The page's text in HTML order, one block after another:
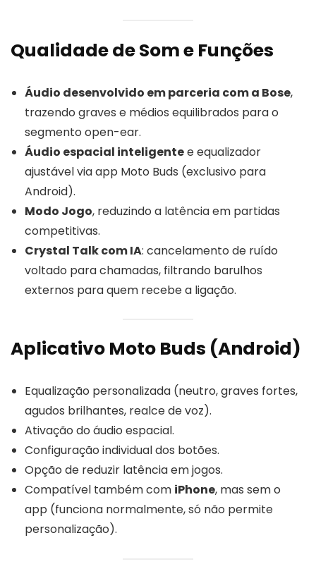
Qualidade de Som e Funções
Áudio desenvolvido em parceria com a Bose,
trazendo graves e médios equilibrados para o
segmento open-ear.
Áudio espacial inteligentee equalizador
ajustável via app Moto Buds (exclusivo para
Android).
Modo Jogo, reduzindo a latência em partidas
competitivas.
Crystal Talk com IA: cancelamento de ruído
voltado para chamadas, filtrando barulhos
externos para quem recebe a ligação.
Aplicativo Moto Buds (Android)
Equalização personalizada (neutro, graves fortes,
agudos brilhantes, realce de voz).
Ativação do áudio espacial.
Configuração individual dos botões.
Opção de reduzir latência em jogos.
Compatível também com iPhone, mas sem o
app (funciona normalmente, só não permite
personalização).